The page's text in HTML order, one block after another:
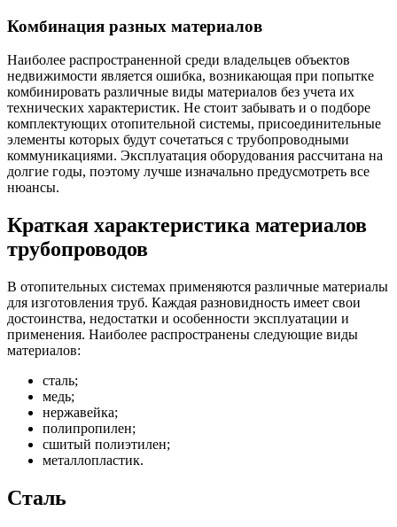
Комбинация разных материалов
Наиболее распространенной среди владельцев объектов
недвижимости является ошибка, возникающая при попытке
комбинировать различные виды материалов без учета их
технических характеристик. Не стоит забывать и о подборе
комплектующих отопительной системы, присоединительные
элементы которых будут сочетаться с трубопроводными
коммуникациями. Эксплуатация оборудования рассчитана на
долгие годы, поэтому лучше изначально предусмотреть все
нюансы.
Краткая характеристика материалов
трубопроводов
В отопительных системах применяются различные материалы
для изготовления труб. Каждая разновидность имеет свои
достоинства, недостатки и особенности эксплуатации и
применения. Наиболее распространены следующие виды
материалов:
сталь;
медь;
нержавейка;
полипропилен;
сшитый полиэтилен;
металлопластик.
Сталь